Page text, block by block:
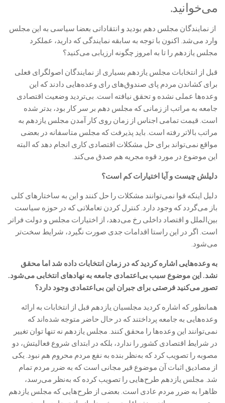
می‌خوانید.
‎ از نمایندگان مجلس دهم بودید و انتقاداتی بعضا سیاسی به این مجلس
وارد می‌شد. اکنون با توجه به سابقه نمایندگی که دارید، عملکرد
مجلس یازدهم را تا به امروز چگونه ارزیابی می‌کنید؟
‎قبل از انتخابات مجلس یازدهم بسیاری از نمایندگان اصولگرای فعلی
برای کشاندن مردم پای صندوق‌های رای وعده‌هایی دادند که این
وعده‌ها عملی نشده و تحقق نیافته است. بی‌تردید وضعیت اقتصادی
جامعه به مراتب از زمانی که مجلس دهم بر سر کار بود، بدتر شده
است. قیمت تمامی اجناس از زمان روی کار آمدن مجلس یازدهم به
مراتب بالاتر رفته است. باید پذیرفت که مجلس متاسفانه در بعضی
مواقع نمی‌تواند برای حل مشکلات اقتصادی کاری انجام دهد که البته
این موضوع در مورد قوه مجریه هم صدق می‌کند.
دلیلش چیست و آیا اختیارات کم است؟
‎دلیل اینکه قوا نمی‌توانند مشکلات را حل کنند و این به ساختارهای کلی
باز می‌گردد که وجود دارد. کنترل کردن تعاملاتی که در حوزه سیاست
بین‌الملل و اقتصاد داخلی رخ می‌دهد، از اختیارات مجلس و دولت فراتر
است. اگر در این راستا اقدامات جدی صورت نگیرد، شرایط سخت‌تر
می‌شود.
به وعده‌هایی اشاره کردید که در زمان انتخابات داده شد اما محقق
نشد. این موضوع سبب بی‌‌‌اعتمادی جامعه به نهادهای انتخابی می‌شود.
تصور می‌کنید فرصتی برای جبران این بی‌اعتمادی وجود دارد؟
‎همانطور که اشاره کردید مجلسیان یازدهم قبل از انتخابات به ارائه
وعده‌هایی به جامعه پرداختند که در حال حاضر متوجه شده‌اند که
نمی‌توانند این وعده‌ها را محقق کنند. مجلس یازدهم نه تنها توان تغییر
در شرایط اقتصادی کشور را ندارد، بلکه در ابتدای شروع فعالیتش، دو
مصوبه را تصویب کرد که به‌نظر بنده به نفع مردم محروم هم نبود. یکی
از مصادیق اثبات آن موضوع قیر مجانی است که به ضرر مردم تمام
شد. مجلس یازدهم طرح‌هایی را تصویب کرده که به‌نظر می‌رسد،
ظاهرا به ضرر مردم عادی است. بعضی از طرح‌هایی که مجلس یازدهم